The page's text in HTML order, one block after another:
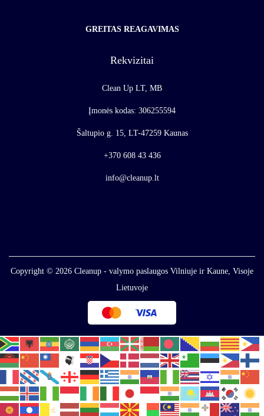
GREITAS REAGAVIMAS
Rekvizitai
Clean Up LT, MB
Įmonės kodas: 306255594
Šaltupio g. 15, LT-47259 Kaunas
+370 608 43 436
info@cleanup.lt
Copyright © 2026 Cleanup - valymo paslaugos Vilniuje ir Kaune, Visoje
Lietuvoje